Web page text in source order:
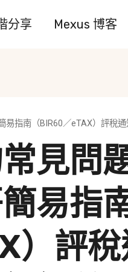
分享 Mexus 博客
指南（BIR60／eTAX）評稅
見問
易指
）評稅